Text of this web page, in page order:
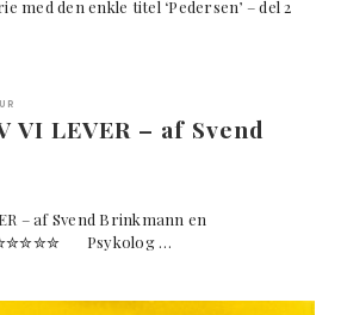
med den enkle titel ‘Pedersen’ – del 2
VI LEVER – af Svend
– af Svend Brinkmann en
Psykolog …